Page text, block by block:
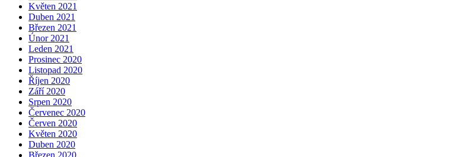
Květen 2021
Duben 2021
Březen 2021
Únor 2021
Leden 2021
Prosinec 2020
Listopad 2020
Říjen 2020
Září 2020
Srpen 2020
Červenec 2020
Červen 2020
Květen 2020
Duben 2020